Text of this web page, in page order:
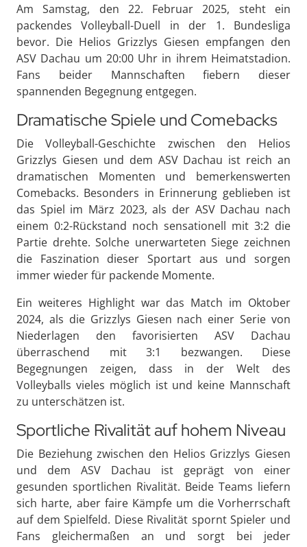
Am Samstag, den 22. Februar 2025, steht ein
packendes Volleyball-Duell in der 1. Bundesliga
bevor. Die Helios Grizzlys Giesen empfangen den
ASV Dachau um 20:00 Uhr in ihrem Heimatstadion.
Fans beider Mannschaften fiebern dieser
spannenden Begegnung entgegen.
Dramatische Spiele und Comebacks
Die Volleyball-Geschichte zwischen den Helios
Grizzlys Giesen und dem ASV Dachau ist reich an
dramatischen Momenten und bemerkenswerten
Comebacks. Besonders in Erinnerung geblieben ist
das Spiel im März 2023, als der ASV Dachau nach
einem 0:2-Rückstand noch sensationell mit 3:2 die
Partie drehte. Solche unerwarteten Siege zeichnen
die Faszination dieser Sportart aus und sorgen
immer wieder für packende Momente.
Ein weiteres Highlight war das Match im Oktober
2024, als die Grizzlys Giesen nach einer Serie von
Niederlagen den favorisierten ASV Dachau
überraschend mit 3:1 bezwangen. Diese
Begegnungen zeigen, dass in der Welt des
Volleyballs vieles möglich ist und keine Mannschaft
zu unterschätzen ist.
Sportliche Rivalität auf hohem Niveau
Die Beziehung zwischen den Helios Grizzlys Giesen
und dem ASV Dachau ist geprägt von einer
gesunden sportlichen Rivalität. Beide Teams liefern
sich harte, aber faire Kämpfe um die Vorherrschaft
auf dem Spielfeld. Diese Rivalität spornt Spieler und
Fans gleichermaßen an und sorgt bei jeder